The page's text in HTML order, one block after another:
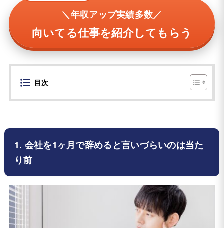
＼年収アップ実績多数／
向いてる仕事を紹介してもらう
目次
1. 会社を1ヶ月で辞めると言いづらいのは当た
り前